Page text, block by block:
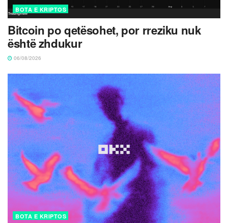
BOTA E KRIPTOS
Bitcoin po qetësohet, por rreziku nuk
është zhdukur
06/08/2026
BOTA E KRIPTOS